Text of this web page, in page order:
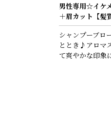
男性専用☆イケ
＋眉カット【髪
シャンプーブロ
ととき♪アロマ
て爽やかな印象